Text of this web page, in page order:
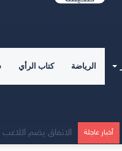
الرياضة كتاب الرأي
أخبار عاجلة صدور كتاب” علم